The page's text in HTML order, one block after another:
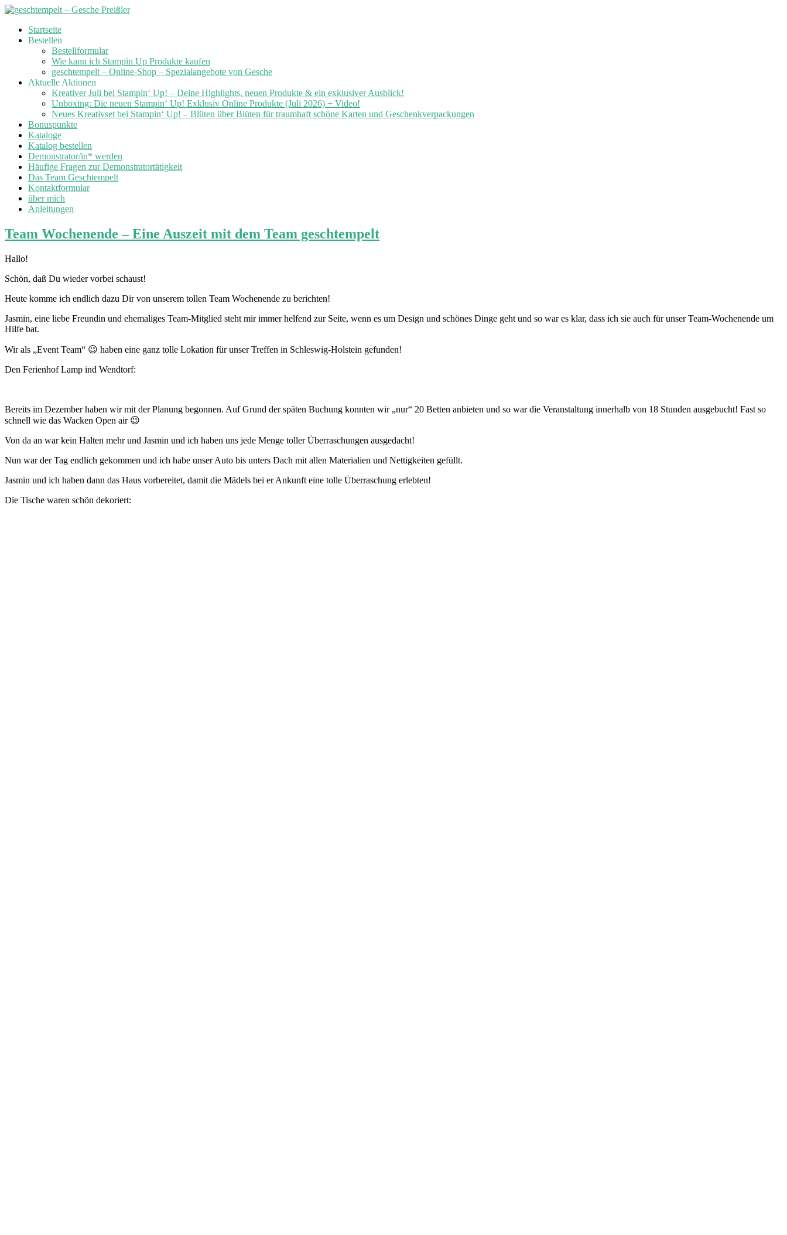
Skip
Startseite
Bestellen
Bestellformular
Wie kann ich Stampin Up Produkte kaufen
geschtempelt – Online-Shop – Spezialangebote von Gesche
Aktuelle Aktionen
Kreativer Juli bei Stampin‘ Up! – Deine Highlights, neuen Produkte & ein exklusiver Ausblick!
Unboxing: Die neuen Stampin‘ Up! Exklusiv Online Produkte (Juli 2026) + Video!
Neues Kreativset bei Stampin‘ Up! – Blüten über Blüten für traumhaft schöne Karten und Geschenkverpackungen
Bonuspunkte
Kataloge
Katalog bestellen
Demonstrator/in* werden
Häufige Fragen zur Demonstratortätigkeit
Das Team Geschtempelt
Kontaktformular
über mich
Anleitungen
Team Wochenende – Eine Auszeit mit dem Team geschtempelt
Hallo!
Schön, daß Du wieder vorbei schaust!
Heute komme ich endlich dazu Dir von unserem tollen Team Wochenende zu berichten!
Jasmin, eine liebe Freundin und ehemaliges Team-Mitglied steht mir immer helfend zur Seite, wenn es um Design und schönes Dinge geht und so war es klar, dass ich sie auch für unser Team-Wochenende um
Hilfe bat.
Wir als „Event Team“ 😉 haben eine ganz tolle Lokation für unser Treffen in Schleswig-Holstein gefunden!
Den Ferienhof Lamp ind Wendtorf:
Bereits im Dezember haben wir mit der Planung begonnen. Auf Grund der späten Buchung konnten wir „nur“ 20 Betten anbieten und so war die Veranstaltung innerhalb von 18 Stunden ausgebucht! Fast so
schnell wie das Wacken Open air 😉
Von da an war kein Halten mehr und Jasmin und ich haben uns jede Menge toller Überraschungen ausgedacht!
Nun war der Tag endlich gekommen und ich habe unser Auto bis unters Dach mit allen Materialien und Nettigkeiten gefüllt.
Jasmin und ich haben dann das Haus vorbereitet, damit die Mädels bei er Ankunft eine tolle Überraschung erlebten!
Die Tische waren schön dekoriert: